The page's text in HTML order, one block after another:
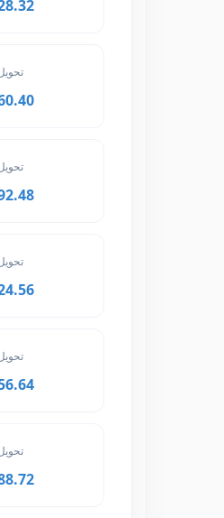
3,728.32 MAD
تحويل 500 USD
4,660.40 MAD
تحويل 600 USD
5,592.48 MAD
تحويل 700 USD
6,524.56 MAD
تحويل 800 USD
7,456.64 MAD
تحويل 900 USD
8,388.72 MAD